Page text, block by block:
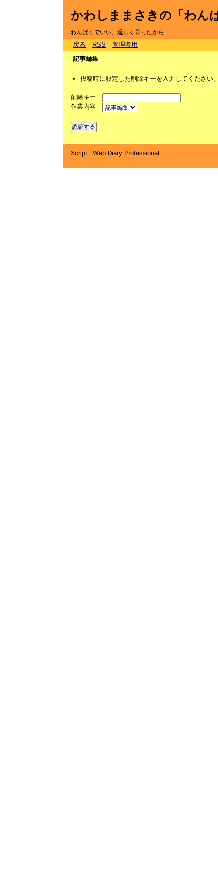
かわしままさきの「わん
わんぱくでいい、逞しく育ったから
戻る RSS
管理者用
記事編集
投稿時に設定した削除キーを入力してください
削除キー
作業内容
Script : Web Diary Professional